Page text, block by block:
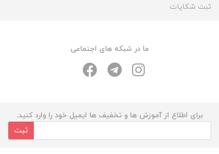
ثبت شکایات
ما در شبکه های اجتماعی
برای اطلاع از آموزش ها و تخفیف ها ایمیل خود را وارد کنید.
ثبت